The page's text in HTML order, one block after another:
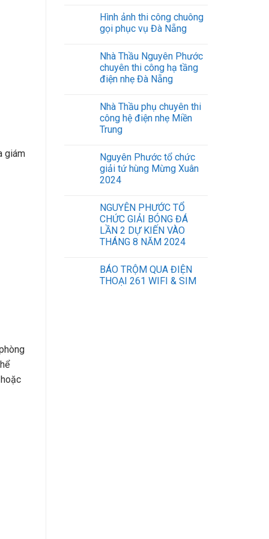
giám
công
nghiệp,
nhà
Hình ảnh thi công chuông
gọi phục vụ Đà Nẵng
Nhà Thầu Nguyên Phước
chuyên thi công hạ tầng
điện nhẹ Đà Nẵng
Nhà Thầu phụ chuyên thi
công hệ điện nhẹ Miền
Trung
Nguyên Phước tổ chức
giải tứ hùng Mừng Xuân
2024
NGUYÊN PHƯỚC TỔ
CHỨC GIẢI BÓNG ĐÁ
LẦN 2 DỰ KIẾN VÀO
THÁNG 8 NĂM 2024
BÁO TRỘM QUA ĐIỆN
THOẠI 261 WIFI & SIM